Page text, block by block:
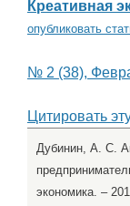
Креативная
опубликовать
№ 2 (38),
Цитировать
Дубинин, А. С.
экономика. –